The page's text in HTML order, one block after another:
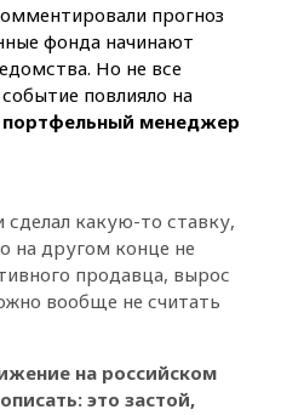
прогноз
фонда начинают
Но не все
повлияло на
портфельный менеджер
какую-то ставку,
на другом конце не
продавца, вырос
вообще не считать
на российском
это застой,